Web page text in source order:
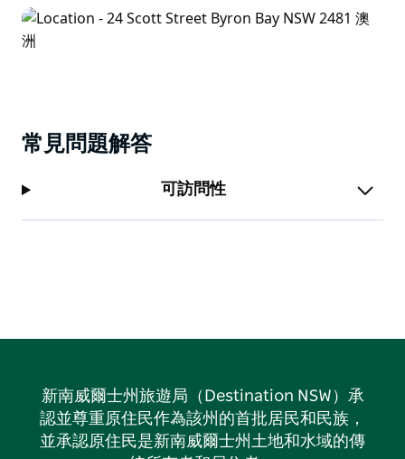
常見問題解答
可訪問性
新南威爾士州旅遊局（Destination NSW）承
認並尊重原住民作為該州的首批居民和民族，
並承認原住民是新南威爾士州土地和水域的傳